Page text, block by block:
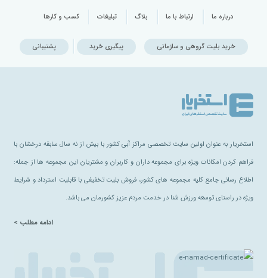
درباره ما ارتباط با ما بلاگ تبلیغات کسب و کارها
خرید بلیت گروهی و سازمانی پیگیری خرید پشتیبانی
استخریار به عنوان اولین سایت تخصصی مراکز آبی کشور با بیش از نه سال سابقه درخشان با
فراهم کردن امکانات ویژه برای مجموعه داران و کاربران و مشتریان این مجموعه ها از جمله:
اطلاع رسانی جامع کلیه مجموعه های کشور، فروش بلیت تخفیفی با قابلیت استرداد و شرایط
ویژه در راستای توسعه ورزش شنا در خدمت مردم عزیز کشورمان می باشد.
ادامه مطلب >